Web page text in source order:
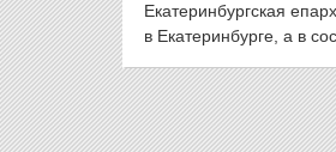
Екатеринбургская
в Екатеринбурге, а в